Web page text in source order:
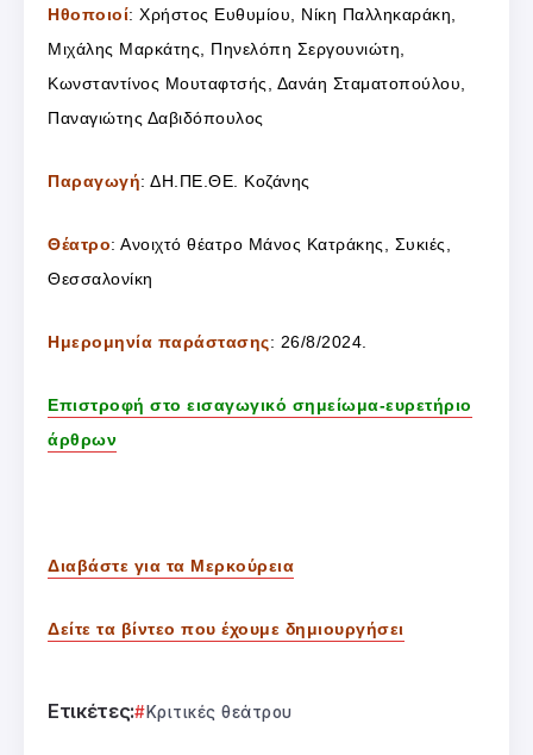
Ηθοποιοί: Χρήστος Ευθυμίου, Νίκη Παλληκαράκη,
Μιχάλης Μαρκάτης, Πηνελόπη Σεργουνιώτη,
Κωνσταντίνος Μουταφτσής, Δανάη Σταματοπούλου,
Παναγιώτης Δαβιδόπουλος
Παραγωγή: ΔΗ.ΠΕ.ΘΕ. Κοζάνης
Θέατρο: Ανοιχτό θέατρο Μάνος Κατράκης, Συκιές,
Θεσσαλονίκη
Ημερομηνία παράστασης: 26/8/2024.
Επιστροφή στο εισαγωγικό σημείωμα-ευρετήριο
άρθρων
Διαβάστε για τα Μερκούρεια
Δείτε τα βίντεο που έχουμε δημιουργήσει
Ετικέτες: Κριτικές θεάτρου